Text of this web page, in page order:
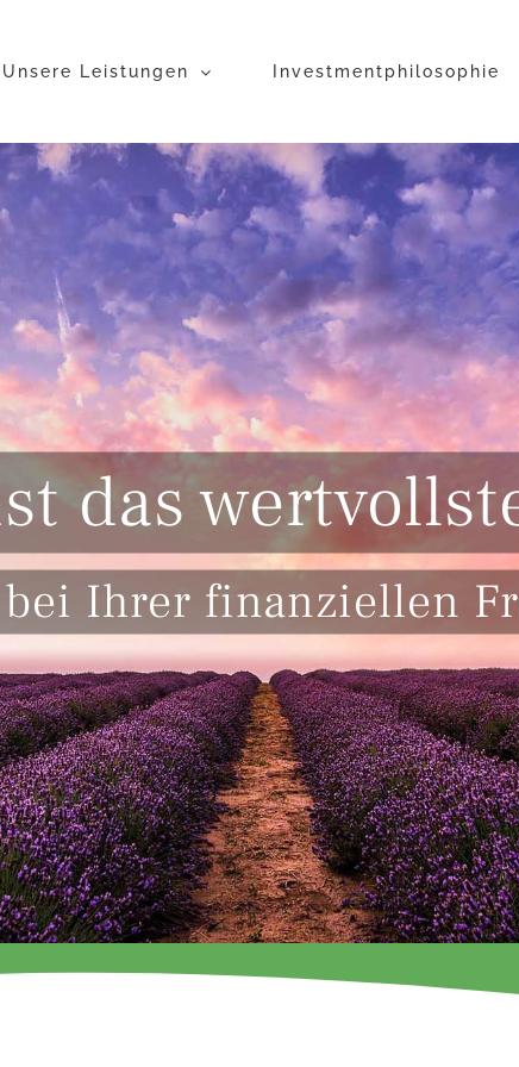
Unsere Leistungen Investmentphilosophie
das
Ihrer finanziellen